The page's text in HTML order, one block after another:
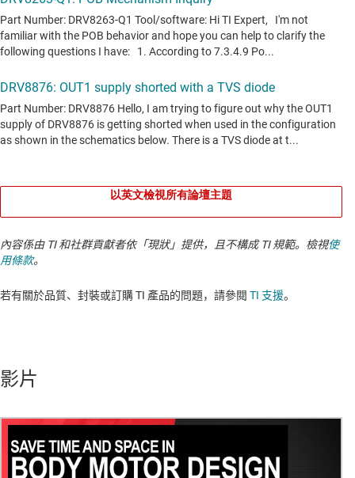
以英文檢視所有論壇主題
內容係由 TI 和社群貢獻者依「現狀」提供，且不構成 TI 規範。檢視使
用條款。
若有關於品質、封裝或訂購 TI 產品的問題，請參閱 TI 支援。​​​​​​​​​​​​​​
影片